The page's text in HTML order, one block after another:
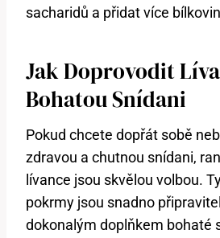
sacharidů a přidat více
Jak Doprovodit
Bohatou Snídani
Pokud chcete dopřát sobě
zdravou a chutnou snídani,
lívance jsou skvělou volbou.
pokrmy jsou snadno
dokonalým doplňkem bohaté